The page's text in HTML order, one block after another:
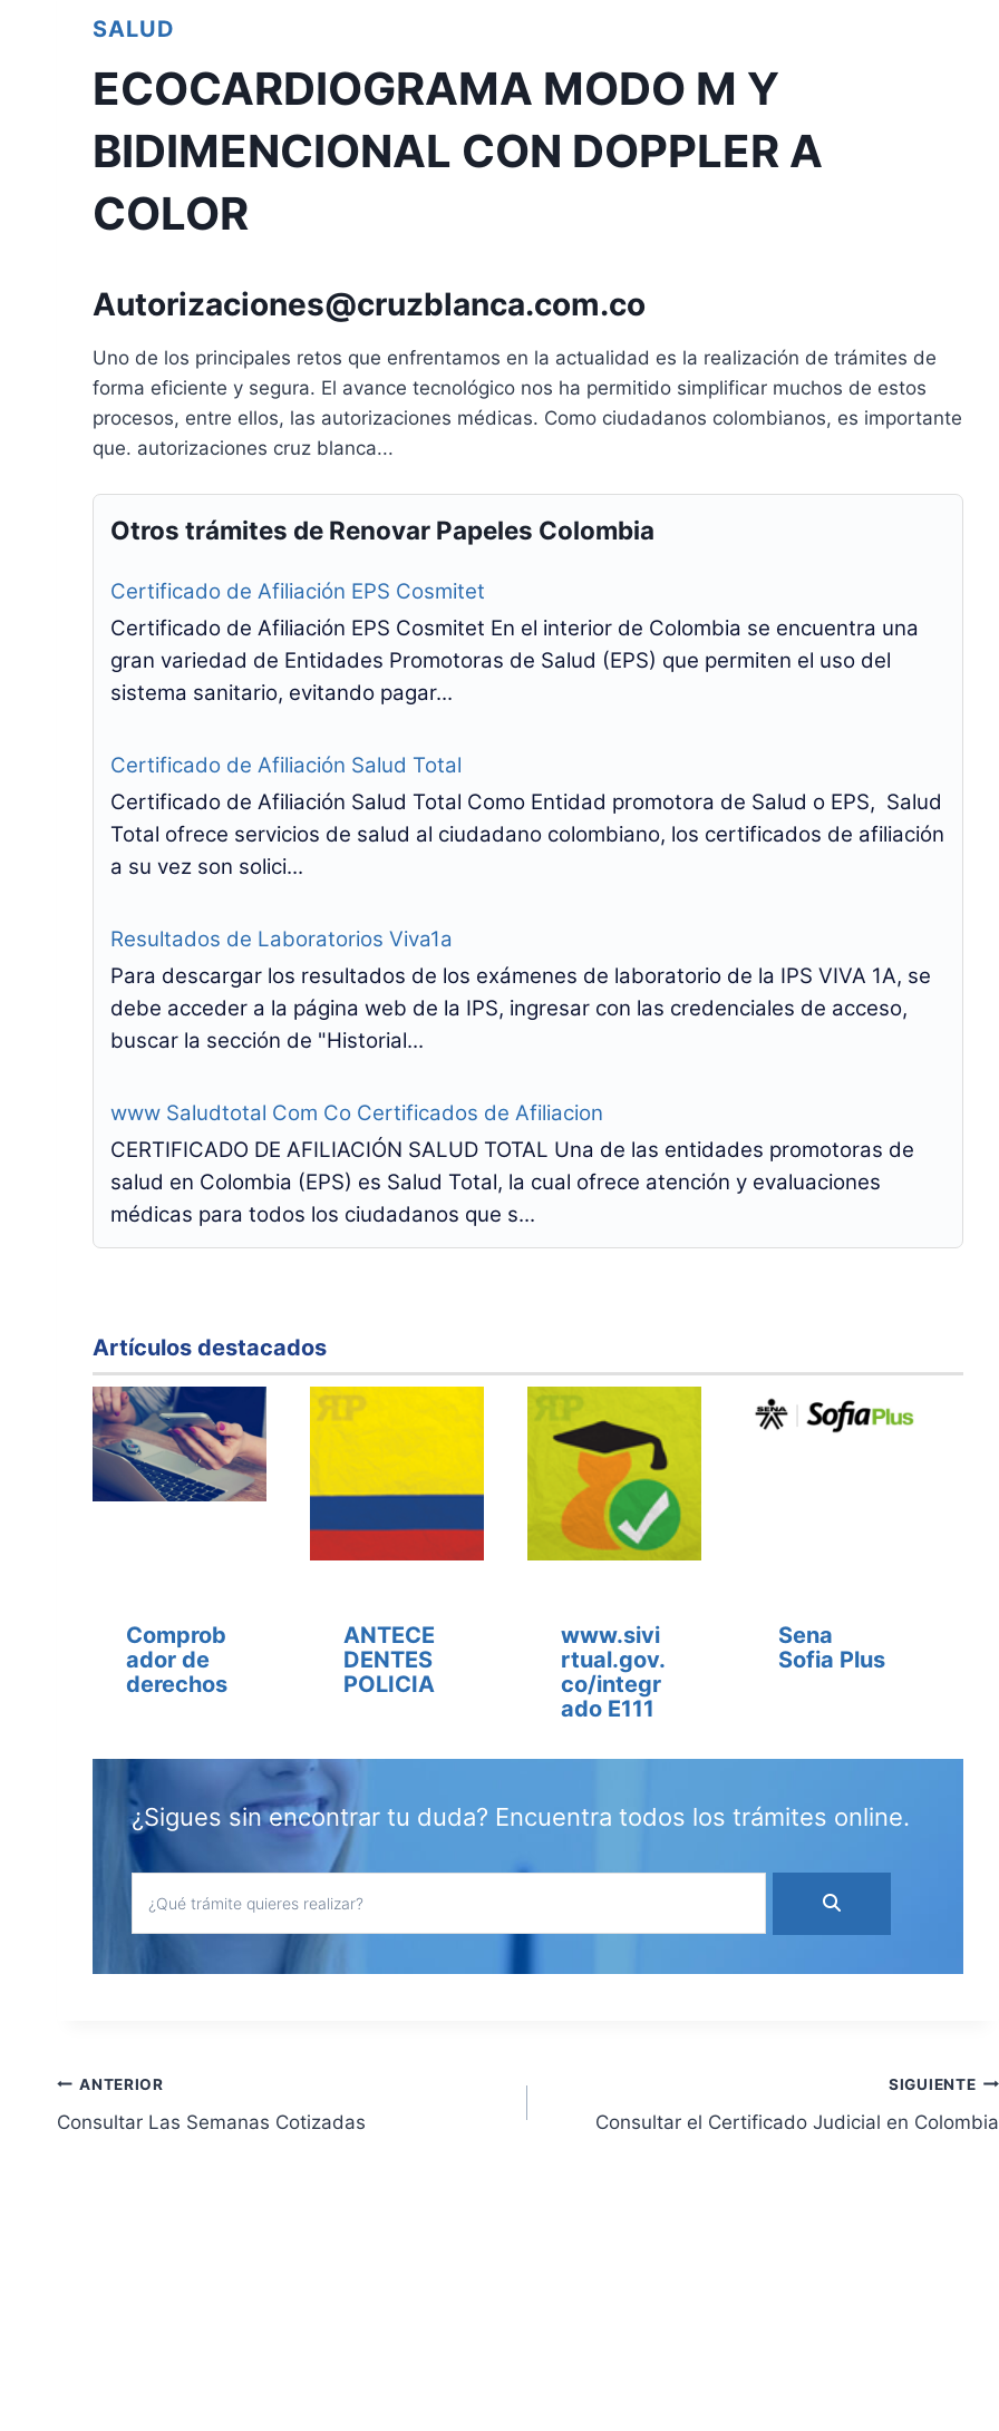
SALUD
ECOCARDIOGRAMA MODO M Y
BIDIMENCIONAL CON DOPPLER A
COLOR
Autorizaciones@cruzblanca.com.co
Uno de los principales retos que enfrentamos en la actualidad es la realización de trámites de
forma eficiente y segura. El avance tecnológico nos ha permitido simplificar muchos de estos
procesos, entre ellos, las autorizaciones médicas. Como ciudadanos colombianos, es importante
que. autorizaciones cruz blanca...
Otros trámites de Renovar Papeles Colombia
Certificado de Afiliación EPS Cosmitet
Certificado de Afiliación EPS Cosmitet En el interior de Colombia se encuentra una
gran variedad de Entidades Promotoras de Salud (EPS) que permiten el uso del
sistema sanitario, evitando pagar...
Certificado de Afiliación Salud Total
Certificado de Afiliación Salud Total Como Entidad promotora de Salud o EPS, Salud
Total ofrece servicios de salud al ciudadano colombiano, los certificados de afiliación
a su vez son solici...
Resultados de Laboratorios Viva1a
Para descargar los resultados de los exámenes de laboratorio de la IPS VIVA 1A, se
debe acceder a la página web de la IPS, ingresar con las credenciales de acceso,
buscar la sección de "Historial...
www Saludtotal Com Co Certificados de Afiliacion
CERTIFICADO DE AFILIACIÓN SALUD TOTAL Una de las entidades promotoras de
salud en Colombia (EPS) es Salud Total, la cual ofrece atención y evaluaciones
médicas para todos los ciudadanos que s...
Artículos destacados
Comprob
ador de
derechos
ANTECE
DENTES
POLICIA
www.sivi
rtual.gov.
co/integr
ado E111
Sena
Sofia Plus
¿Sigues sin encontrar tu duda? Encuentra todos los trámites online.
Navegación
de
ANTERIOR
Consultar Las Semanas Cotizadas
SIGUIENTE
Consultar el Certificado Judicial en Colombia